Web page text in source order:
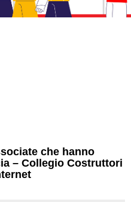
che hanno
– Collegio Costruttori